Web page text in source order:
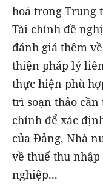
hoá trong Trung
Tài chính đề
đánh giá thêm
thiện pháp lý
thực hiện phù
trì soạn thảo
chính để xác
của Đảng, Nhà
về thuế thu
nghiệp...